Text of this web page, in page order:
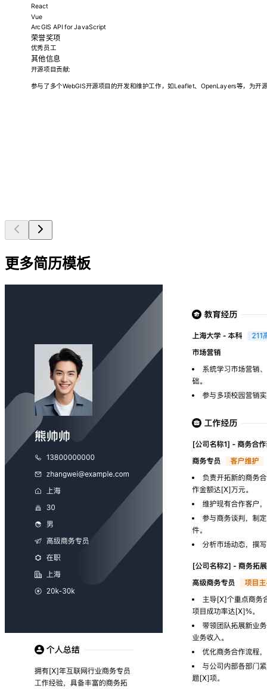
React
Vue
ArcGIS API for JavaScript
荣誉奖项
优秀员工
其他信息
开源项目贡献:
参与了多个WebGIS开源项目的开发和维护工作，如Leaflet、OpenLayers等，为开
更多简历模板